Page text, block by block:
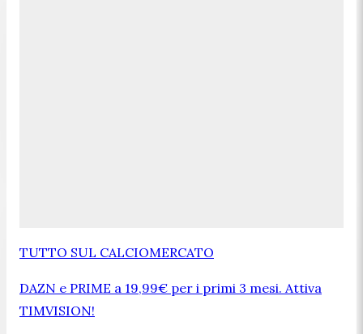
TUTTO SUL CALCIOMERCATO
DAZN e PRIME a 19,99€ per i primi 3 mesi. Attiva
TIMVISION!